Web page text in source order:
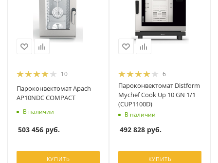
10
Пароконвектомат Apach
AP10NDC COMPACT
В наличии
503 456 руб.
КУПИТЬ
6
Пароконвектомат Distform
Mychef Cook Up 10 GN 1/1
(CUP1100D)
В наличии
492 828 руб.
КУПИТЬ